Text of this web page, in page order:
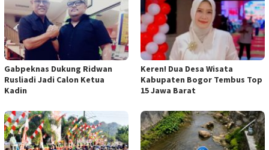
Gabpeknas Dukung Ridwan
Rusliadi Jadi Calon Ketua
Kadin
Keren! Dua Desa Wisata
Kabupaten Bogor Tembus Top
15 Jawa Barat